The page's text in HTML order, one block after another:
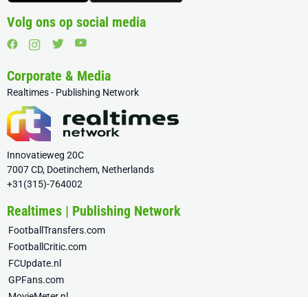
Volg ons op social media
Corporate & Media
Realtimes - Publishing Network
Innovatieweg 20C
7007 CD, Doetinchem, Netherlands
+31(315)-764002
Realtimes | Publishing Network
FootballTransfers.com
FootballCritic.com
FCUpdate.nl
GPFans.com